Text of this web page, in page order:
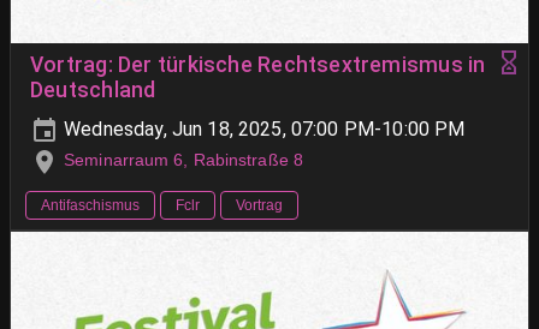
Vortrag: Der türkische Rechtsextremismus in
Deutschland
Wednesday, Jun 18, 2025, 07:00 PM-10:00 PM
Seminarraum 6, Rabinstraße 8
Antifaschismus Fclr Vortrag